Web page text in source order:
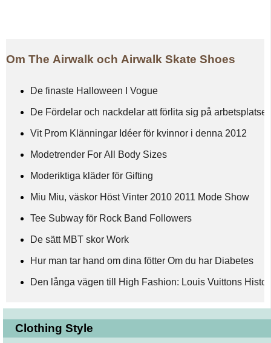
Om The Airwalk och Airwalk Skate Shoes
De finaste Halloween I Vogue
De Fördelar och nackdelar att förlita sig på
Vit Prom Klänningar Idéer för kvinnor i denna 2012
Modetrender For All Body Sizes
Moderiktiga kläder för Gifting
Miu Miu, väskor Höst Vinter 2010 2011 Mode Show
Tee Subway för Rock Band Followers
De sätt MBT skor Work
Hur man tar hand om dina fötter Om du har Diabetes
Den långa vägen till High Fashion: Louis Vuittons
Clothing Style